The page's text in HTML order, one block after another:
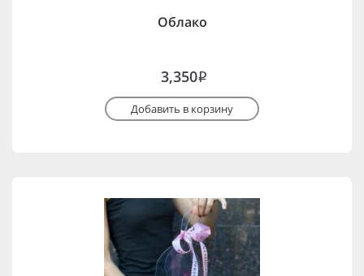
Облако
3,350i
Добавить в корзину